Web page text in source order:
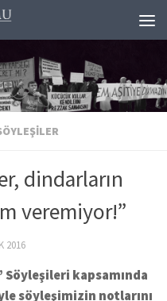
dindarların
veremiyor!”
2016
Söyleşileri kapsamında
söyleşimizin notlarını